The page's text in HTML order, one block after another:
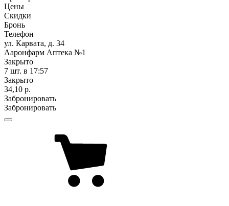
Цены
Скидки
Бронь
Телефон
ул. Карвата, д. 34
Ааронфарм Аптека №1
Закрыто
7 шт. в 17:57
Закрыто
34,10 р.
Забронировать
Забронировать